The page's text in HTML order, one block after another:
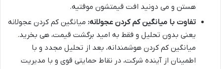
هستن و می دونید افت قیمتشون موقتیه.
تفاوت با میانگین کم کردن عجولانه: میانگین کم کردن عجولانه
یعنی بدون تحلیل و فقط به امید برگشت قیمت، هی بخرید.
میانگین کم کردن هوشمندانه، بعد از تحلیل مجدد و با
اطمینان از آینده شرکت، در نقاط حمایتی قوی و با مدیریت